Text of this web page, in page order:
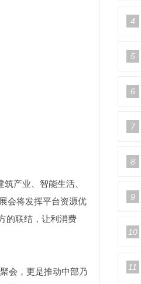
产业、智能生活、
会将发挥平台资源优
的联结，让利消费
会，更是推动中部乃
4
5
6
7
8
9
10
11